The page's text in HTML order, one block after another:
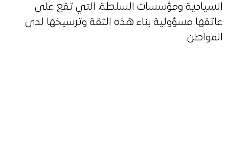
السيادية ومؤسسات السلطة، التي تقع على
عاتقها مسؤولية بناء هذه الثقة وترسيخها لدى
المواطن.